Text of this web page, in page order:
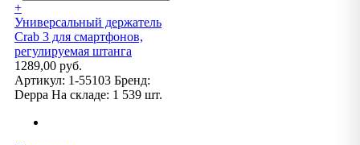
+
Универсальный держатель
Crab 3 для смартфонов,
регулируемая штанга
1289,00 руб.
Артикул: 1-55103 Бренд:
Deppa На складе: 1 539 шт.